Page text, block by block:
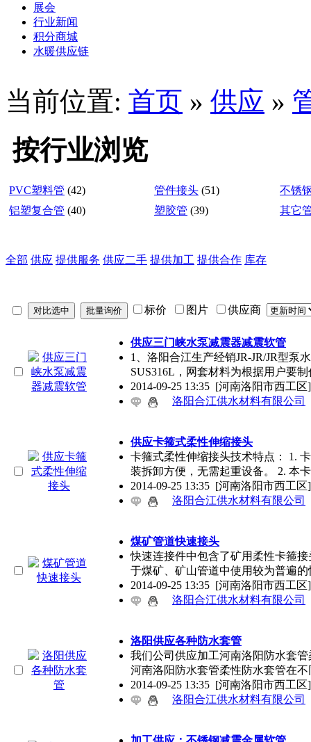
展会
行业新闻
积分商城
水暖供应链
当前位置: 首页 » 供应 »
按行业浏览
PVC塑料管 (42) 管件接头 (51)
不锈
铝塑复合管 (40) 塑胶管 (39) 其它
全部 供应 提供服务 供应二手 提供加工 提供合作 库存
标价 图片 供应商
供应三门峡水泵减震器减震软管
1、洛阳合江生产经销JR-JR/JR型泵
SUS316L，网套材料为根据用户要
2014-09-25 13:35 [河南洛阳市西工区]
洛阳合江供水材料有限公司
供应卡箍式柔性伸缩接头
卡箍式柔性伸缩接头技术特点： 1.
装拆卸方便，无需起重设备。 2. 本
2014-09-25 13:35 [河南洛阳市西工区]
洛阳合江供水材料有限公司
煤矿管道快速接头
快速连接件中包含了矿用柔性卡箍
于煤矿、矿山管道中使用较为普遍的
2014-09-25 13:35 [河南洛阳市西工区]
洛阳合江供水材料有限公司
洛阳供应各种防水套管
我们公司供应加工河南洛阳防水套
河南洛阳防水套管柔性防水套管在不
2014-09-25 13:35 [河南洛阳市西工区]
洛阳合江供水材料有限公司